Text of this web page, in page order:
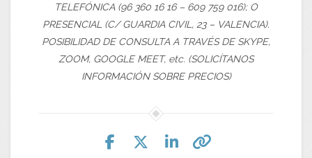
TELEFÓNICA (96 360 16 16 – 609 759 016); O
PRESENCIAL (C/ GUARDIA CIVIL, 23 – VALENCIA).
POSIBILIDAD DE CONSULTA A TRAVÉS DE SKYPE,
ZOOM, GOOGLE MEET, etc. (SOLICÍTANOS
INFORMACIÓN SOBRE PRECIOS)